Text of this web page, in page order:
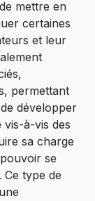
mettre en
certaines
et leur
permettant
développer
à-vis des
sa charge
se
Ce type de